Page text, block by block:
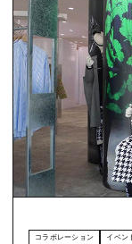
コラボレーション イベン